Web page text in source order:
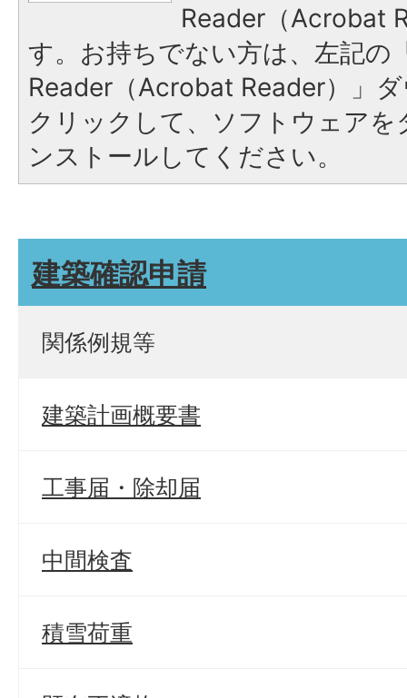
Reader（Acrobat
す。お持ちでない方は、左記の
Reader（Acrobat Reader）」
クリックして、ソフトウェア
ンストールしてください。
建築確認申請
関係例規等
建築計画概要書
工事届・除却届
中間検査
積雪荷重